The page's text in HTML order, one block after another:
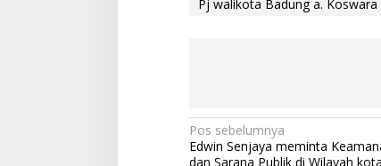
Pj walikota Badung a. Koswara
N
a
Pos sebelumnya
Edwin Senjaya meminta
dan Sarana Publik di Wilayah